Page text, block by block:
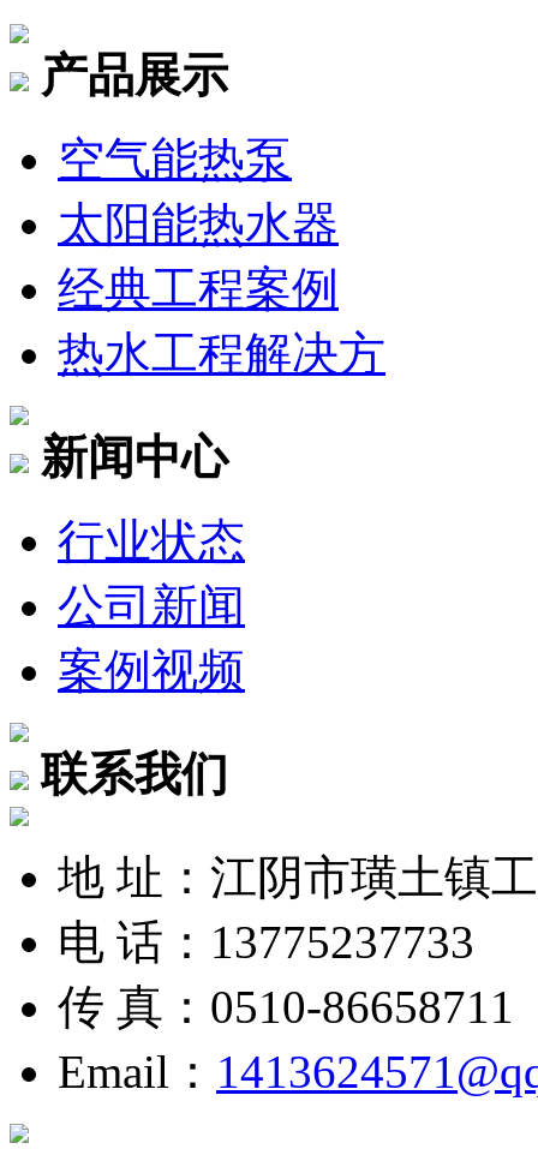
产品展示
空气能热泵
太阳能热水器
经典工程案例
热水工程解决方
新闻中心
行业状态
公司新闻
案例视频
联系我们
地 址：江阴市璜土镇
电 话：13775237733
传 真：0510-86658711
Email：